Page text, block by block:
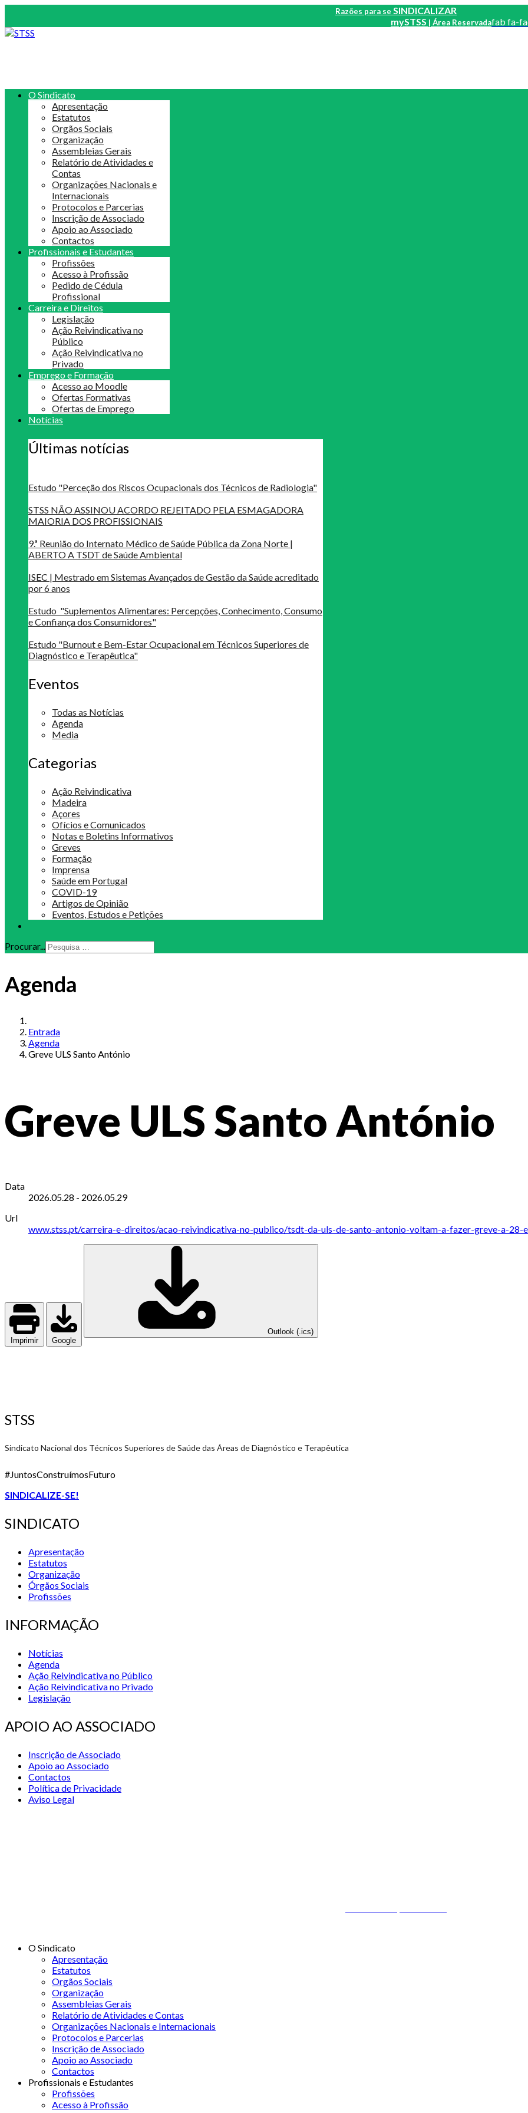
Razões para se SINDICALIZAR
mySTSS | Área Reservadafab fa-
O Sindicato
Apresentação
Estatutos
Orgãos Sociais
Organização
Assembleias Gerais
Relatório de Atividades e
Contas
Organizações Nacionais e
Internacionais
Protocolos e Parcerias
Inscrição de Associado
Apoio ao Associado
Contactos
Profissionais e Estudantes
Profissões
Acesso à Profissão
Pedido de Cédula
Profissional
Carreira e Direitos
Legislação
Ação Reivindicativa no
Público
Ação Reivindicativa no
Privado
Emprego e Formação
Acesso ao Moodle
Ofertas Formativas
Ofertas de Emprego
Notícias
Últimas notícias
Estudo "Perceção dos Riscos Ocupacionais dos Técnicos de Radiologia"
STSS NÃO ASSINOU ACORDO REJEITADO PELA ESMAGADORA
MAIORIA DOS PROFISSIONAIS
9.ª Reunião do Internato Médico de Saúde Pública da Zona Norte |
ABERTO A TSDT de Saúde Ambiental
ISEC | Mestrado em Sistemas Avançados de Gestão da Saúde acreditado
por 6 anos
Estudo "Suplementos Alimentares: Percepções, Conhecimento, Consumo
e Confiança dos Consumidores"
Estudo "Burnout e Bem-Estar Ocupacional em Técnicos Superiores de
Diagnóstico e Terapêutica"
Eventos
Todas as Notícias
Agenda
Media
Categorias
Ação Reivindicativa
Madeira
Açores
Ofícios e Comunicados
Notas e Boletins Informativos
Greves
Formação
Imprensa
Saúde em Portugal
COVID-19
Artigos de Opinião
Eventos, Estudos e Petições
Procurar...
Agenda
Entrada
Agenda
Greve ULS Santo António
Greve ULS Santo António
Data
2026.05.28 - 2026.05.29
Url
www.stss.pt/carreira-e-direitos/acao-reivindicativa-no-publico/tsdt-da-uls-de-santo-antonio-voltam-a-fazer-greve-a-28-
Imprimir Google
Outlook (.ics)
STSS
Sindicato Nacional dos Técnicos Superiores de Saúde das Áreas de Diagnóstico e Terapêutica
#JuntosConstruímosFuturo
SINDICALIZE-SE!
SINDICATO
Apresentação
Estatutos
Organização
Órgãos Sociais
Profissões
INFORMAÇÃO
Notícias
Agenda
Ação Reivindicativa no Público
Ação Reivindicativa no Privado
Legislação
APOIO AO ASSOCIADO
Inscrição de Associado
Apoio ao Associado
Contactos
Política de Privacidade
Aviso Legal
O Sindicato
Apresentação
Estatutos
Orgãos Sociais
Organização
Assembleias Gerais
Relatório de Atividades e Contas
Organizações Nacionais e Internacionais
Protocolos e Parcerias
Inscrição de Associado
Apoio ao Associado
Contactos
Profissionais e Estudantes
Profissões
Acesso à Profissão